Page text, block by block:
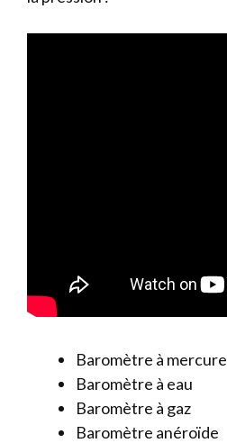
Baromètre à mercure
Baromètre à eau
Baromètre à gaz
Baromètre anéroïde